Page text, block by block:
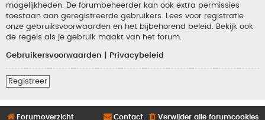
mogelijkheden. De forumbeheerder kan ook extra permissies
toestaan aan geregistreerde gebruikers. Lees voor registratie
onze gebruiksvoorwaarden en het bijbehorend beleid. Bekijk ook
de regels als je gebruik maakt van het forum.
Gebruikersvoorwaarden Privacybeleid
Registreer
Forumoverzicht Verwijder alle forumcookies
Contact